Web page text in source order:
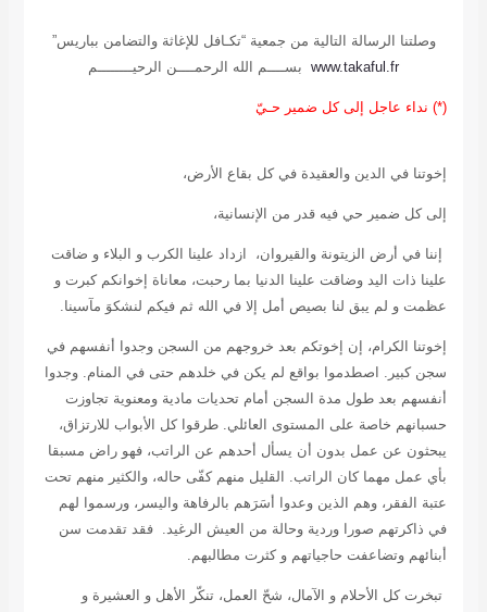
وصلتنا الرسالة التالية من جمعية “تكـافل للإغاثة والتضامن بباريس”
www.takaful.fr بســــم الله الرحمــــن الرحيــــــــم
نداء عاجل إلى كل ضمير حـيّ (*)
إخوتنا في الدين والعقيدة في كل بقاع الأرض،
إلى كل ضمير حي فيه قدر من الإنسانية،
إننا في أرض الزيتونة والقيروان، ازداد علينا الكرب و البلاء و ضاقت
علينا ذات اليد وضاقت علينا الدنيا بما رحبت، معاناة إخوانكم كبرت و
عظمت و لم يبق لنا بصيص أمل إلا في الله ثم فيكم لنشكوَ مآسينا.
إخوتنا الكرام، إن إخوتكم بعد خروجهم من السجن وجدوا أنفسهم في
سجن كبير. اصطدموا بواقع لم يكن في خلدهم حتى في المنام. وجدوا
أنفسهم بعد طول مدة السجن أمام تحديات مادية ومعنوية تجاوزت
حسبانهم خاصة على المستوى العائلي. طرقوا كل الأبواب للارتزاق،
يبحثون عن عمل بدون أن يسأل أحدهم عن الراتب، فهو راض مسبقا
بأي عمل مهما كان الراتب. القليل منهم كفّى حاله، والكثير منهم تحت
عتبة الفقر، وهم الذين وعدوا أسَرَهم بالرفاهة واليسر، ورسموا لهم
في ذاكرتهم صورا وردية وحالة من العيش الرغيد. فقد تقدمت سن
أبنائهم وتضاعفت حاجياتهم و كثرت مطالبهم.
تبخرت كل الأحلام و الآمال، شحّ العمل، تنكّر الأهل و العشيرة و